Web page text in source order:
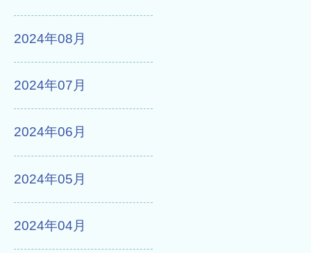
2024年08月
2024年07月
2024年06月
2024年05月
2024年04月